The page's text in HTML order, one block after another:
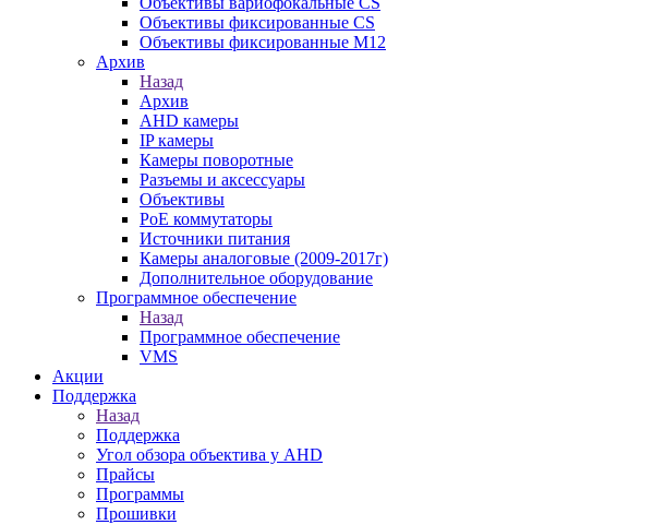
Объективы фиксированные CS
Объективы фиксированные М12
Архив
Назад
Архив
AHD камеры
IP камеры
Камеры поворотные
Разъемы и аксессуары
Объективы
PoE коммутаторы
Источники питания
Камеры аналоговые (2009-2017г)
Дополнительное оборудование
Программное обеспечение
Назад
Программное обеспечение
VMS
Акции
Поддержка
Назад
Поддержка
Угол обзора объектива у AHD
Прайсы
Программы
Прошивки